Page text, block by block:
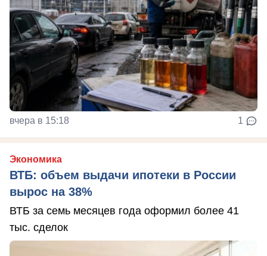
вчера в 15:18 1
Экономика
ВТБ: объем выдачи ипотеки в России
вырос на 38%
ВТБ за семь месяцев года оформил более 41
тыс. сделок